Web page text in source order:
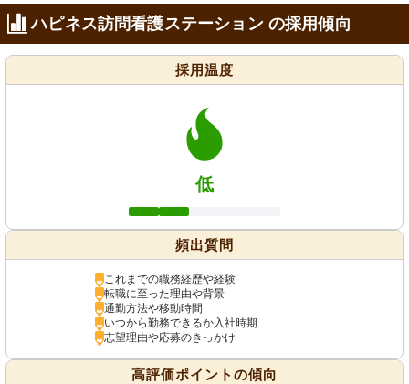
ハピネス訪問看護ステーション の採用傾向
採用温度
低
頻出質問
これまでの職務経歴や経験
転職に至った理由や背景
通勤方法や移動時間
いつから勤務できるか入社時期
志望理由や応募のきっかけ
高評価ポイントの傾向